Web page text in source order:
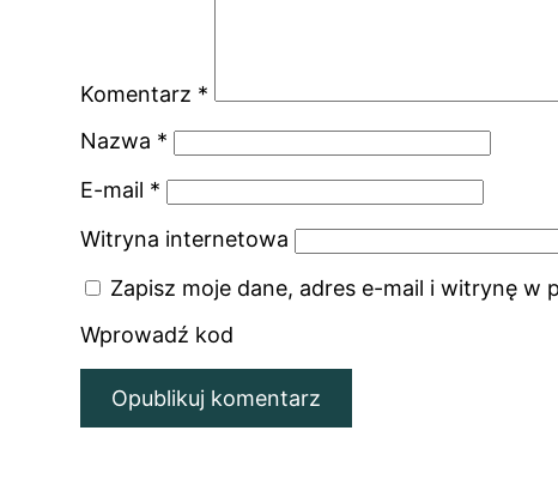
Komentarz *
Nazwa *
E-mail *
Witryna internetowa
Zapisz moje dane, adres e-mail i witrynę w
Wprowadź kod